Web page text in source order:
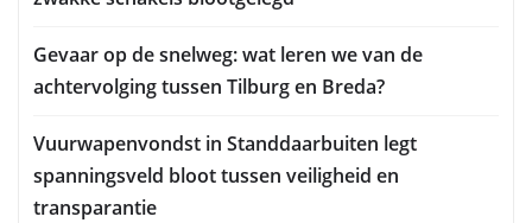
Gevaar op de snelweg: wat leren we van de
achtervolging tussen Tilburg en Breda?
Vuurwapenvondst in Standdaarbuiten legt
spanningsveld bloot tussen veiligheid en
transparantie